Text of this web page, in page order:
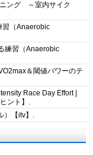
ング ～室内サイク
（Anaerobic
練習（Anaerobic
＆閾値パワーのテ
Race Day Effort |
ント】.
）【itv】.